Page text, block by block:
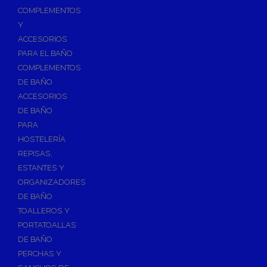
Válvulas para Calefacción
Válv. Mezcladora Termostática
Válvulas Motorizadas
Válvulas de Seguridad
Colectores de Calefacción
Bombas de Calor
Bombas de calor para ACS
Cocinas
Extractores de Cocina
Fregaderos
Grifería de Fregadero
Recambios de fregadero
Contra Incendios
COMPLEMENTOS
Y
ACCESORIOS
PARA EL BAÑO
COMPLEMENTOS
DE BAÑO
ACCESORIOS
DE BAÑO
PARA
HOSTELERÍA
REPISAS,
ESTANTES Y
ORGANIZADORES
DE BAÑO
TOALLEROS Y
PORTATOALLAS
DE BAÑO
PERCHAS Y